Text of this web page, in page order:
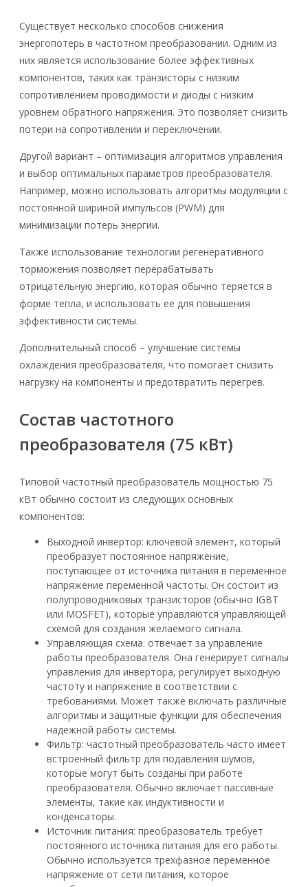
Существует несколько способов снижения
энергопотерь в частотном преобразовании. Одним из
них является использование более эффективных
компонентов, таких как транзисторы с низким
сопротивлением проводимости и диоды с низким
уровнем обратного напряжения. Это позволяет снизить
потери на сопротивлении и переключении.
Другой вариант – оптимизация алгоритмов управления
и выбор оптимальных параметров преобразователя.
Например, можно использовать алгоритмы модуляции с
постоянной шириной импульсов (PWM) для
минимизации потерь энергии.
Также использование технологии регенеративного
торможения позволяет перерабатывать
отрицательную энергию, которая обычно теряется в
форме тепла, и использовать ее для повышения
эффективности системы.
Дополнительный способ – улучшение системы
охлаждения преобразователя, что помогает снизить
нагрузку на компоненты и предотвратить перегрев.
Состав частотного
преобразователя (75 кВт)
Типовой частотный преобразователь мощностью 75
кВт обычно состоит из следующих основных
компонентов:
Выходной инвертор: ключевой элемент, который
преобразует постоянное напряжение,
поступающее от источника питания в переменное
напряжение переменной частоты. Он состоит из
полупроводниковых транзисторов (обычно IGBT
или MOSFET), которые управляются управляющей
схемой для создания желаемого сигнала.
Управляющая схема: отвечает за управление
работы преобразователя. Она генерирует сигналы
управления для инвертора, регулирует выходную
частоту и напряжение в соответствии с
требованиями. Может также включать различные
алгоритмы и защитные функции для обеспечения
надежной работы системы.
Фильтр: частотный преобразователь часто имеет
встроенный фильтр для подавления шумов,
которые могут быть созданы при работе
преобразователя. Обычно включает пассивные
элементы, такие как индуктивности и
конденсаторы.
Источник питания: преобразователь требует
постоянного источника питания для его работы.
Обычно используется трехфазное переменное
напряжение от сети питания, которое